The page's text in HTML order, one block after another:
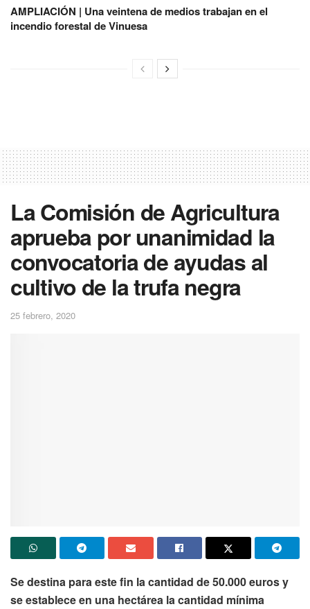
AMPLIACIÓN | Una veintena de medios trabajan en el
incendio forestal de Vinuesa
La Comisión de Agricultura
aprueba por unanimidad la
convocatoria de ayudas al
cultivo de la trufa negra
25 febrero, 2020
Se destina para este fin la cantidad de 50.000 euros y
se establece en una hectárea la cantidad mínima